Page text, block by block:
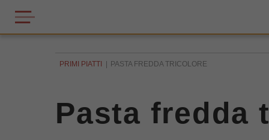
PRIMI PIATTI PASTA FREDDA TRICOLORE
Pasta fredda